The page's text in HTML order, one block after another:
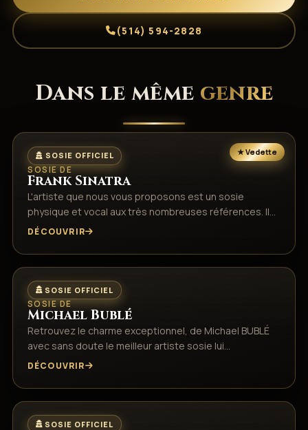
(514) 594-2828
Dans le même genre
SOSIE OFFICIEL
SOSIE DE
Frank Sinatra
L'artiste que nous vous proposons est un sosie
physique et vocal aux très nombreuses références. Il…
DÉCOUVRIR
SOSIE OFFICIEL
SOSIE DE
Michael Bublé
Retrouvez le charme exceptionnel, de Michael BUBLÉ
avec sans doute le meilleur artiste sosie lui…
DÉCOUVRIR
SOSIE OFFICIEL